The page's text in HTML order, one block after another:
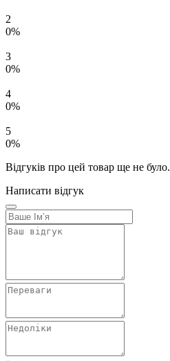
2
0%
3
0%
4
0%
5
0%
Відгуків про цей товар ще не було.
Написати відгук